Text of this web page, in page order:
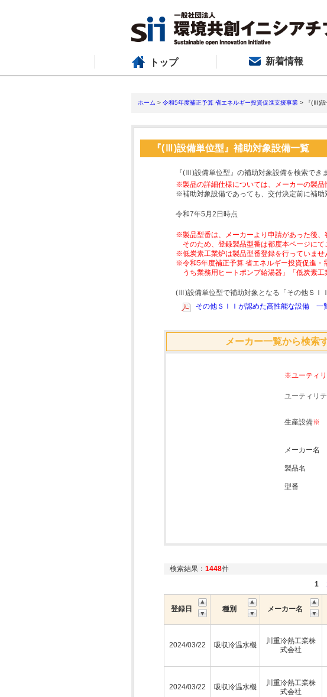
トップ 新着情報
ホーム > 令和5年度補正予算 省エネルギー投資促進支援事業 > 『(Ⅲ)設
『(Ⅲ)設備単位型』補助対象設備一覧
『(Ⅲ)設備単位型』の補助対象設備を検索でき
※製品の詳細仕様については、メーカーの製品
※補助対象設備であっても、交付決定前に補助
令和7年5月2日時点
※製品型番は、メーカーより申請があった後、
そのため、登録製品型番は都度本ページにて
※低炭素工業炉は製品型番登録を行っていませ
※令和5年度補正予算 省エネルギー投資促進
うち業務用ヒートポンプ給湯器」「低炭素
(Ⅲ)設備単位型で補助対象となる「その他ＳＩ
その他ＳＩＩが認めた高性能な設備 一
メーカー一覧から検索
※ユーティリ
ユーティリ
生産設備※
メーカー名
製品名
型番
検索結果： 1448件
1
登録日 種別 メーカー名
2024/03/22 吸収冷温水機
川重冷熱工業株
式会社
2024/03/22 吸収冷温水機
川重冷熱工業株
式会社